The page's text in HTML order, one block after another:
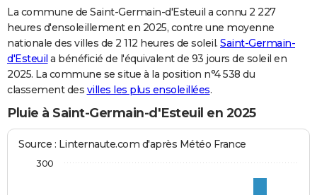
La commune de Saint-Germain-d'Esteuil a connu 2 227
heures d'ensoleillement en 2025, contre une moyenne
nationale des villes de 2 112 heures de soleil. Saint-Germain-
d'Esteuil a bénéficié de l'équivalent de 93 jours de soleil en
2025. La commune se situe à la position n°4 538 du
classement des villes les plus ensoleillées.
Pluie à Saint-Germain-d'Esteuil en 2025
Source : Linternaute.com d'après Météo France
300